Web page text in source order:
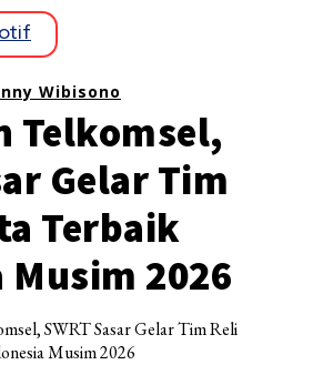
Wibisono
Telkomsel,
Gelar Tim
Terbaik
2026